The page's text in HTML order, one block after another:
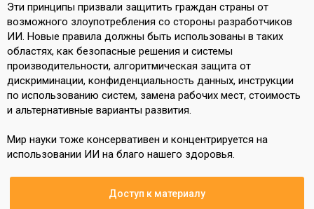
Эти принципы призвали защитить граждан страны от
возможного злоупотребления со стороны разработчиков
ИИ. Новые правила должны быть использованы в таких
областях, как безопасные решения и системы
производительности, алгоритмическая защита от
дискриминации, конфиденциальность данных, инструкции
по использованию систем, замена рабочих мест, стоимость
и альтернативные варианты развития.
Мир науки тоже консервативен и концентрируется на
использовании ИИ на благо нашего здоровья.
Доступ к материалу